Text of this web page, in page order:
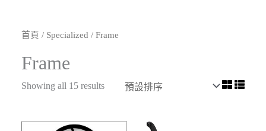
首頁 / Specialized / Frame
Frame
Showing all 15 results